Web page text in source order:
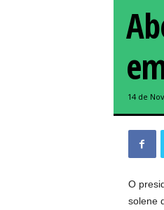
14 de
O
solene